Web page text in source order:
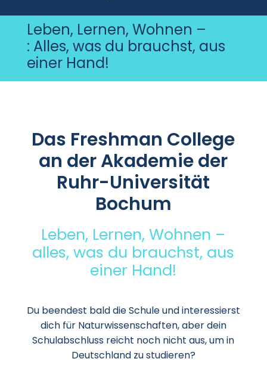
Leben, Lernen, Wohnen –
: Alles, was du brauchst, aus
einer Hand!
Das Freshman College
an der Akademie der
Ruhr-Universität
Bochum
Leben, Lernen, Wohnen –
alles, was du brauchst, aus
einer Hand!
Du beendest bald die Schule und interessierst
dich für Naturwissenschaften, aber dein
Schulabschluss reicht noch nicht aus, um in
Deutschland zu studieren?